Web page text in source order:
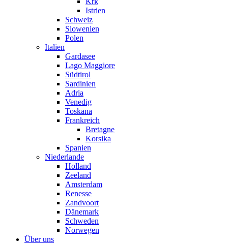
Istrien
Schweiz
Slowenien
Polen
Italien
Gardasee
Lago Maggiore
Südtirol
Sardinien
Adria
Venedig
Toskana
Frankreich
Bretagne
Korsika
Spanien
Niederlande
Holland
Zeeland
Amsterdam
Renesse
Zandvoort
Dänemark
Schweden
Norwegen
Über uns